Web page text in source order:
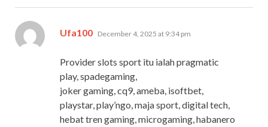
Ufa100 says:
December 4, 2025 at 9:34 pm
Provider slots sport itu ialah pragmatic
play, spadegaming,
joker gaming, cq9, ameba, isoftbet,
playstar, play’ngo, maja sport, digital tech,
hebat tren gaming, microgaming, habanero